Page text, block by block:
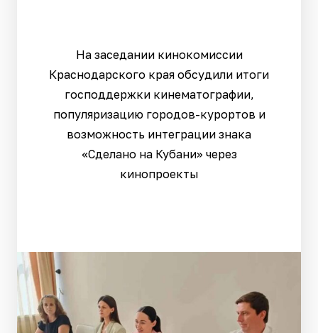
На заседании кинокомиссии
Краснодарского края обсудили итоги
господдержки кинематографии,
популяризацию городов-курортов и
возможность интеграции знака
«Сделано на Кубани» через
кинопроекты